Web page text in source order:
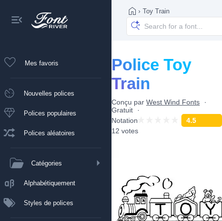
Mes favoris
Nouvelles polices
Polices populaires
Polices aléatoires
Catégories
Alphabétiquement
Styles de polices
› Toy Train
Police Toy
Train
Conçu par West Wind Fonts
Gratuit
Notation
4.5
12 votes